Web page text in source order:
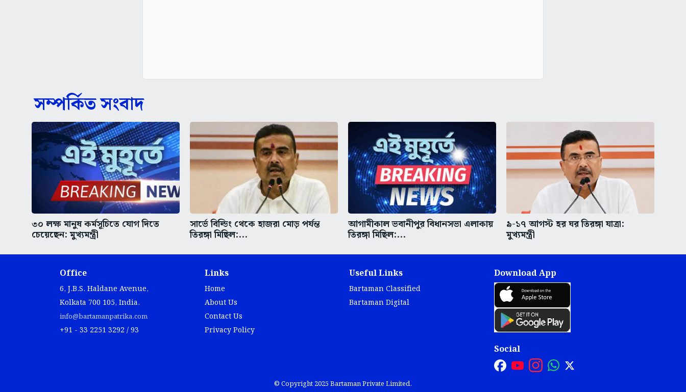
সম্পর্কিত সংবাদ
৩০ লক্ষ মানুষ কর্মসূচিতে যোগ দিতে
চেয়েছেন: মুখ্যমন্ত্রী
সার্ভে বিল্ডিং থেকে হাজরা মোড় পর্যন্ত
তিরঙ্গা মিছিল:...
আগামীকাল ভবানীপুর বিধানসভা এলাকায়
তিরঙ্গা মিছিল:...
৯-১৭ আগস্ট হর ঘর তিরঙ্গা যাত্রা:
মুখ্যমন্ত্রী
Office
6, J.B.S. Haldane Avenue,
Kolkata 700 105, India.
info@bartamanpatrika.com
+91 - 33 2251 3292 / 93
Links
Home
About Us
Contact Us
Privacy Policy
Useful Links
Bartaman Classified
Bartaman Digital
Download App
Social
© Copyright 2025 Bartaman Private Limited.